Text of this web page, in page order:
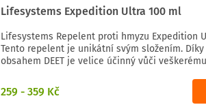
Lifesystems Expedition Ultra 100 ml
Lifesystems Repelent proti hmyzu Expedition
Tento repelent je unikátní svým složením. Díky
obsahem DEET je velice účinný vůči
259 - 359 Kč